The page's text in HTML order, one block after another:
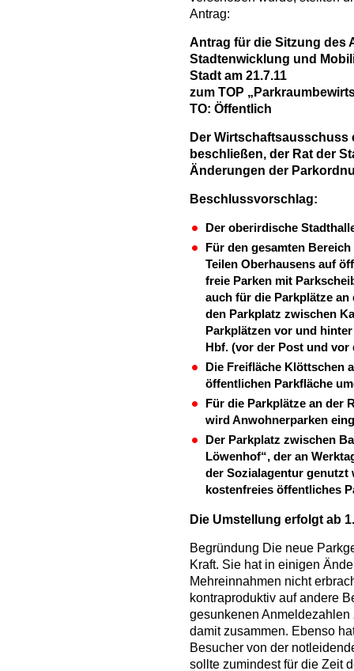
Antrag:
Antrag für die Sitzung des
Stadtenwicklung und
Stadt am 21.7.11
zum TOP
TO: Öffentlich
Der Wirtschaftsausschuss
beschließen, der Rat der
Änderungen der
Beschlussvorschlag:
Der oberirdische
Für den gesamten
Teilen Oberhausens auf
freie Parken mit
auch für die Parkplätze
den Parkplatz zwischen
Parkplätzen vor und
Hbf. (vor der Post und vor
Die Freifläche Klöttschen
öffentlichen Parkfläche
Für die Parkplätze an der
wird Anwohnerparken
Der Parkplatz zwischen
Löwenhof“, der an
der Sozialagentur genutzt
kostenfreies öffentliches
Die Umstellung erfolgt ab
Begründung Die neue
Kraft. Sie hat in einigen
Mehreinnahmen nicht
kontraproduktiv auf andere
gesunkenen
damit zusammen. Ebenso
Besucher von der
sollte zumindest für die Zeit